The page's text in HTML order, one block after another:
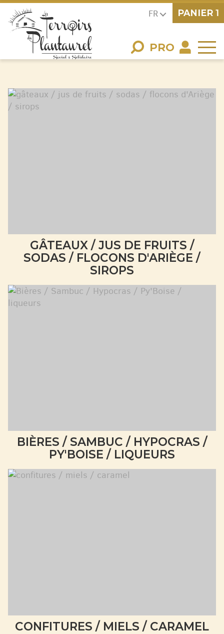
FR
PRO
PANIER 1
GÂTEAUX / JUS DE FRUITS /
SODAS / FLOCONS D'ARIÈGE /
SIROPS
BIÈRES / SAMBUC / HYPOCRAS /
PY'BOISE / LIQUEURS
CONFITURES / MIELS / CARAMEL